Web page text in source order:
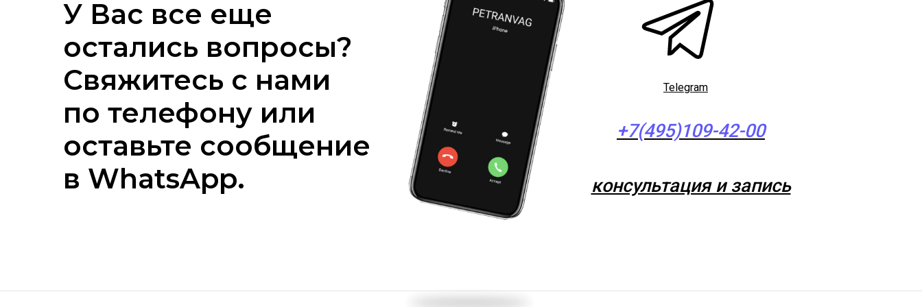
У Вас все еще
остались вопросы?
Свяжитесь с нами
по телефону или
оставьте сообщение
в WhatsApp.
Telegram
+7(495)109-42-00
консультация и запись